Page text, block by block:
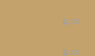
236
235